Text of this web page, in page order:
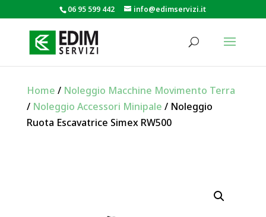
06 95 599 442 info@edimservizi.it
Home / Noleggio Macchine Movimento Terra
/ Noleggio Accessori Minipale / Noleggio
Ruota Escavatrice Simex RW500